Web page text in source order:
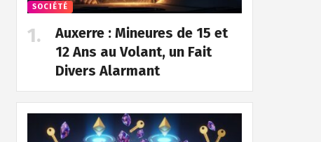
SOCIÉTÉ
Auxerre : Mineures de 15 et
12 Ans au Volant, un Fait
Divers Alarmant